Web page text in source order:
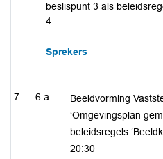
beslispunt 3 als
4.
Sprekers
6.a
Beeldvorming
‘Omgevingsplan
beleidsregels
20:30